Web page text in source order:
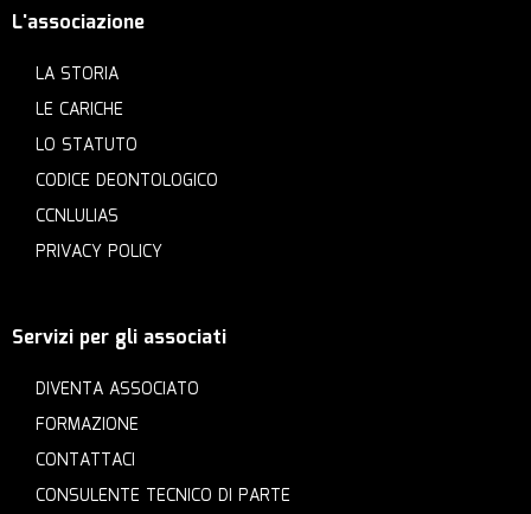
L'associazione
LA STORIA
LE CARICHE
LO STATUTO
CODICE DEONTOLOGICO
CCNLULIAS
PRIVACY POLICY
Servizi per gli associati
DIVENTA ASSOCIATO
FORMAZIONE
CONTATTACI
CONSULENTE TECNICO DI PARTE